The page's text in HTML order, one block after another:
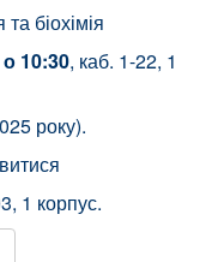
та біохімія
10:30, каб. 1-22, 1
року).
1 корпус.